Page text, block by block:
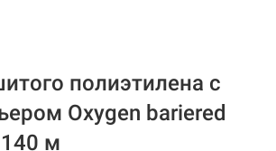
полиэтилена c
Oxygen bariered
м